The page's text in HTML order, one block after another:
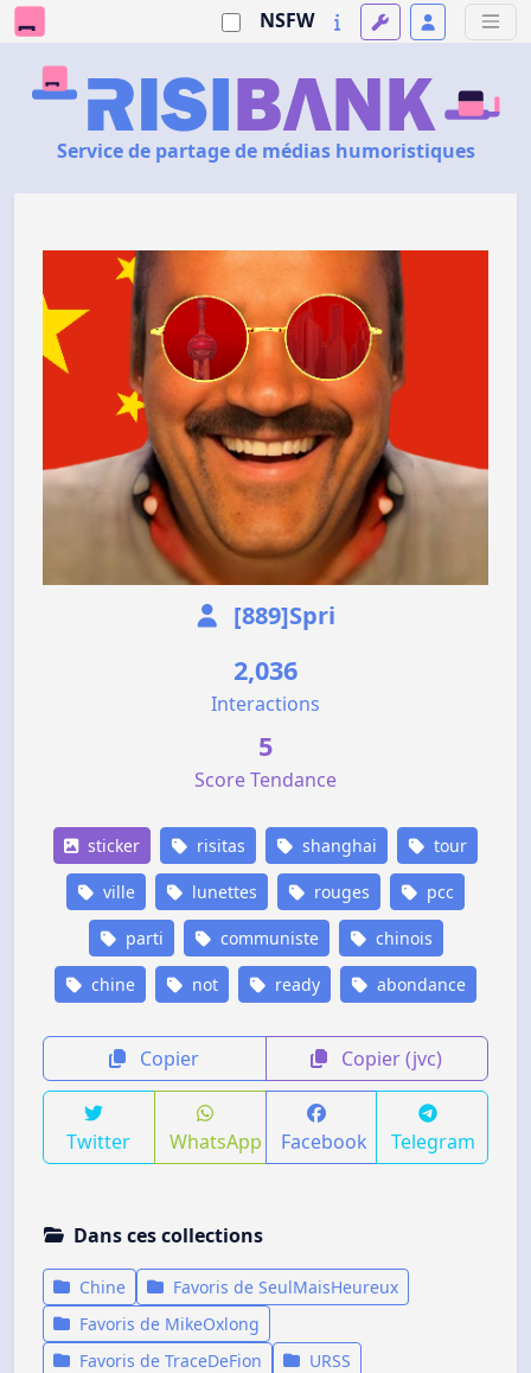
NSFW
Service de partage de médias humoristiques
[889]Spri
2,036
Interactions
5
Score Tendance
sticker risitas shanghai tour
ville lunettes rouges pcc
parti communiste chinois
chine not ready abondance
Copier Copier (jvc)
Twitter WhatsApp Facebook Telegram
Dans ces collections
Chine
Favoris de SeulMaisHeureux
Favoris de MikeOxlong
Favoris de TraceDeFion
URSS